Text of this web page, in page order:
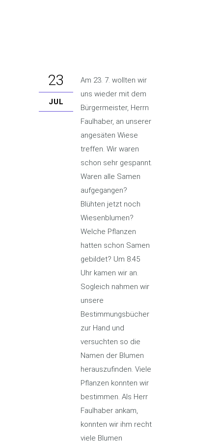
23
JUL
Am 23. 7. wollten wir
uns wieder mit dem
Bürgermeister, Herrn
Faulhaber, an unserer
angesäten Wiese
treffen. Wir waren
schon sehr gespannt.
Waren alle Samen
aufgegangen?
Blühten jetzt noch
Wiesenblumen?
Welche Pflanzen
hatten schon Samen
gebildet? Um 8.45
Uhr kamen wir an.
Sogleich nahmen wir
unsere
Bestimmungsbücher
zur Hand und
versuchten so die
Namen der Blumen
herauszufinden. Viele
Pflanzen konnten wir
bestimmen. Als Herr
Faulhaber ankam,
konnten wir ihm recht
viele Blumen